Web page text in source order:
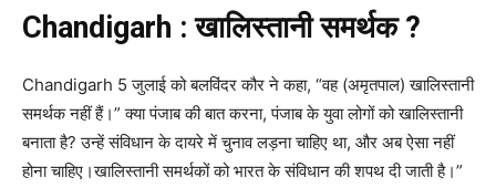
Chandigarh : खालिस्तानी समर्थक ?
Chandigarh 5 जुलाई को बलविंदर कौर ने कहा, “वह (अमृतपाल) खालिस्तानी
समर्थक नहीं हैं।” क्या पंजाब की बात करना, पंजाब के युवा लोगों को खालिस्तानी
बनाता है? उन्हें संविधान के दायरे में चुनाव लड़ना चाहिए था, और अब ऐसा नहीं
होना चाहिए।खालिस्तानी समर्थकों को भारत के संविधान की शपथ दी जाती है।”